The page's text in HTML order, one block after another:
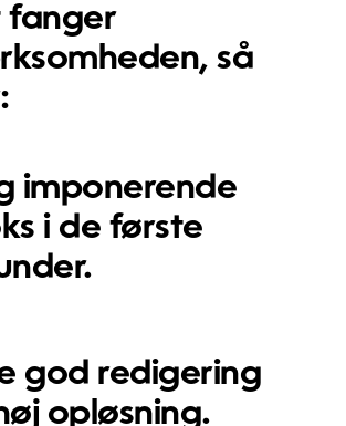
fanger
så
imponerende
i de første
god redigering
opløsning.